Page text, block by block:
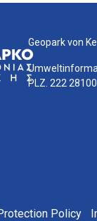
Geopark von
PLZ. 222
Policy